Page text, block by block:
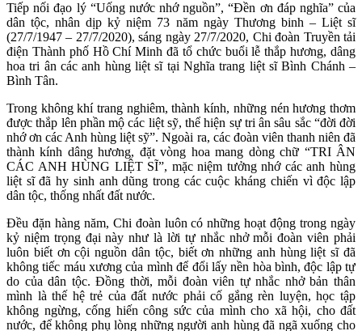
Tiếp nối đạo lý “Uống nước nhớ nguồn”, “Đền ơn đáp nghĩa” của
dân tộc, nhân dịp kỷ niệm 73 năm ngày Thương binh – Liệt sĩ
(27/7/1947 – 27/7/2020), sáng ngày 27/7/2020, Chi đoàn Truyền tải
điện Thành phố Hồ Chí Minh đã tổ chức buổi lễ thắp hương, dâng
hoa tri ân các anh hùng liệt sĩ tại Nghĩa trang liệt sĩ Bình Chánh –
Bình Tân.
Trong không khí trang nghiêm, thành kính, những nén hương thơm
được thắp lên phần mộ các liệt sỹ, thể hiện sự tri ân sâu sắc “đời đời
nhớ ơn các Anh hùng liệt sỹ”. Ngoài ra, các đoàn viên thanh niên đã
thành kính dâng hương, đặt vòng hoa mang dòng chữ “TRI ÂN
CÁC ANH HÙNG LIỆT SĨ”, mặc niệm tưởng nhớ các anh hùng
liệt sĩ đã hy sinh anh dũng trong các cuộc kháng chiến vì độc lập
dân tộc, thống nhất đất nước.
Đều đặn hàng năm, Chi đoàn luôn có những hoạt động trong ngày
kỷ niệm trọng đại này như là lời tự nhắc nhở mỗi đoàn viên phải
luôn biết ơn cội nguồn dân tộc, biết ơn những anh hùng liệt sĩ đã
không tiếc máu xương của mình để đổi lấy nền hòa bình, độc lập tự
do của dân tộc. Đồng thời, mỗi đoàn viên tự nhắc nhở bản thân
mình là thế hệ trẻ của đất nước phải cố gắng rèn luyện, học tập
không ngừng, cống hiến công sức của mình cho xã hội, cho đất
nước, để không phụ lòng những người anh hùng đã ngã xuống cho